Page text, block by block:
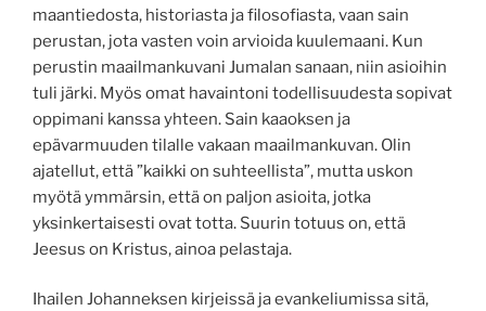
maantiedosta, historiasta ja filosofiasta, vaan sain
perustan, jota vasten voin arvioida kuulemaani. Kun
perustin maailmankuvani Jumalan sanaan, niin asioihin
tuli järki. Myös omat havaintoni todellisuudesta sopivat
oppimani kanssa yhteen. Sain kaaoksen ja
epävarmuuden tilalle vakaan maailmankuvan. Olin
ajatellut, että ”kaikki on suhteellista”, mutta uskon
myötä ymmärsin, että on paljon asioita, jotka
yksinkertaisesti ovat totta. Suurin totuus on, että
Jeesus on Kristus, ainoa pelastaja.
Ihailen Johanneksen kirjeissä ja evankeliumissa sitä,